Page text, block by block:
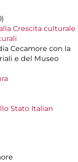
Crescita culturale
Cecamore con la
e del Museo
Stato Italian